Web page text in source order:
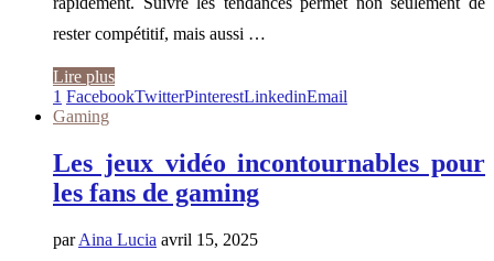
rester compétitif, mais aussi …
Lire plus
1 FacebookTwitterPinterestLinkedinEmail
Gaming
Les jeux vidéo incontournables pour
les fans de gaming
parAina Lucia avril 15, 2025